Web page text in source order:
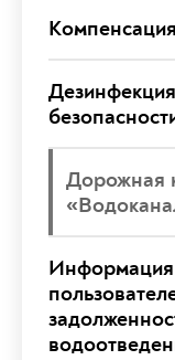
Дорожная
Информация